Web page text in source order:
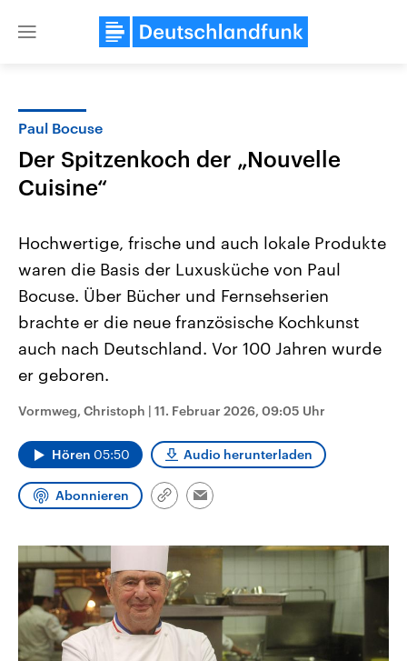
Close
Landtagswahl Sachsen-Anhalt
2026
Alle Informationen
September 2026 einen neuen
Bundesland von einer Koalition aus
CDU, SPD und FDP regiert.-
Wahlprogramme, aktuelle Berichte
und Hintergründe zu den Parteien
Wahl.
USA
Aktuelle Beiträge,
Hintergründe
mit großem Einfluss auf
aktuelle Weltgeschehen.
Sendungen Programm Podcasts
Audio-Archiv
Paul Bocuse
Der Spitzenkoch der „Nouvelle
Cuisine“
Hochwertige, frische und auch lokale Produkte
waren die Basis der Luxusküche von Paul
Bocuse. Über Bücher und Fernsehserien
brachte er die neue französische Kochkunst
auch nach Deutschland. Vor 100 Jahren wurde
er geboren.
Vormweg, Christoph | 11. Februar 2026, 09:05 Uhr
Hören 05:50 Audio herunterladen
Abonnieren
Link
Email